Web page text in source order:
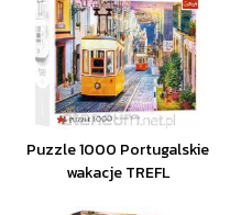
Puzzle 1000 Portugalskie
wakacje TREFL